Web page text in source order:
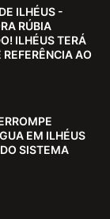
ILHÉUS -
RÚBIA
ILHÉUS TERÁ
AO
EM ILHÉUS
SISTEMA